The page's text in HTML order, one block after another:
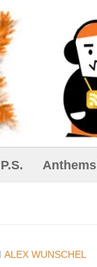
Anthems
ALEX WUNSCHEL